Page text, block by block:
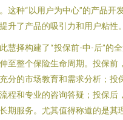
这种“以用户为中心”的产品开
升了产品的吸引力和用户粘性。
慧择构建了“投保前-中-后”的
至整个保险生命周期。投保前
分的市场教育和需求分析；投
程和专业的咨询答疑；投保后
期服务。尤其值得称道的是其